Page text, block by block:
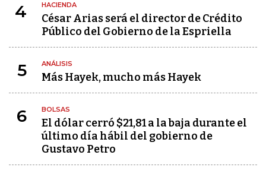
4 HACIENDA
César Arias será el director de Crédito
Público del Gobierno de la Espriella
5 ANÁLISIS
Más Hayek, mucho más Hayek
6 BOLSAS
El dólar cerró $21,81 a la baja durante el
último día hábil del gobierno de
Gustavo Petro